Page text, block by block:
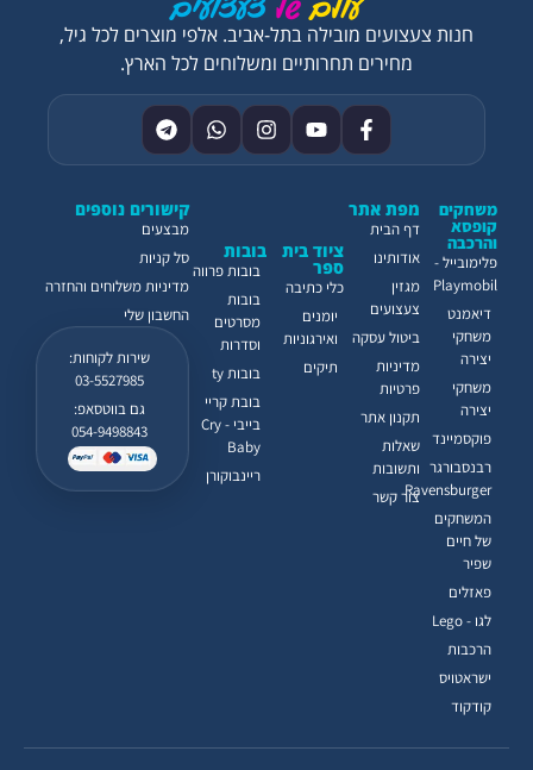
קישורים נוספים
מבצעים
סל קניות
מדיניות משלוחים והחזרה
החשבון שלי
שירות לקוחות:
03-5527985
גם בווטסאפ:
054-9498843
ציוד בית
ספר
כלי כתיבה
יומנים
ואירגוניות
תיקים
בובות
בובות פרווה
בובות
מסרטים
וסדרות
בובות ty
בובת קריי
בייבי - Cry
Baby
ריינבוקורן
משחקים
קופסא
והרכבה
פלימובייל -
Playmobil
דיאמנט
משחקי
יצירה
משחקי
יצירה
פוקסמיינד
רבנסבורגר
Ravensburger
המשחקים
של חיים
שפיר
פאזלים
לגו - Lego
הרכבות
ישראטויס
קודקוד
מפת אתר
דף הבית
אודותינו
מגזין
צעצועים
ביטול עסקה
מדיניות
פרטיות
תקנון אתר
שאלות
ותשובות
צור קשר
חנות צעצועים מובילה בתל-אביב. אלפי מוצרים לכל גיל,
מחירים תחרותיים ומשלוחים לכל הארץ.